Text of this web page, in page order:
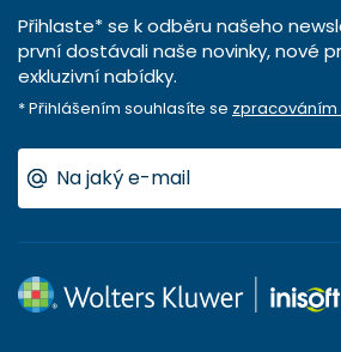
Přihlaste* se k odběru našeho
první dostávali naše novinky, nové
exkluzivní nabídky.
* Přihlášením souhlasíte se